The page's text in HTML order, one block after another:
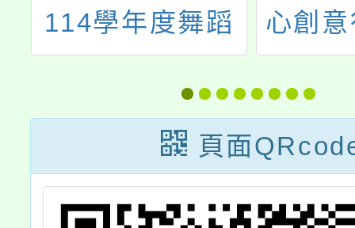
114學年度舞蹈
學系七年一貫制
學士班招生訊息
心創
辦理
動力」
孩子
頁面